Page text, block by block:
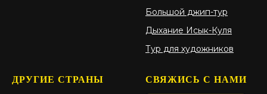
Большой джип-тур
Дыхание Исык-Куля
Тур для художников
ДРУГИЕ СТРАНЫ СВЯЖИСЬ С НАМИ